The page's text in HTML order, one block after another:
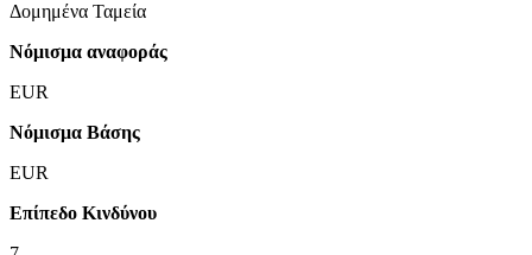
Δομημένα Ταμεία
Νόμισμα αναφοράς
EUR
Νόμισμα Βάσης
EUR
Επίπεδο Κινδύνου